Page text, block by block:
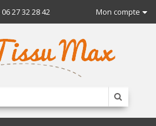
Mon compte
06 27 32 28 42